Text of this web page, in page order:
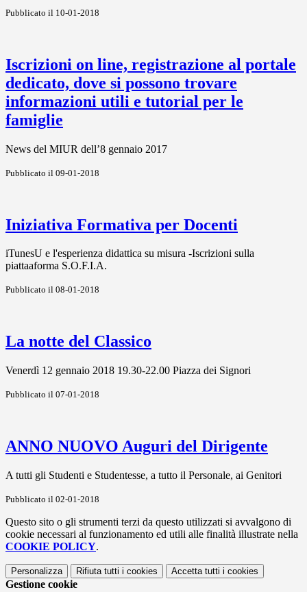
Pubblicato il 10-01-2018
Iscrizioni on line, registrazione al portale
dedicato, dove si possono trovare
informazioni utili e tutorial per le
famiglie
News del MIUR dell’8 gennaio 2017
Pubblicato il 09-01-2018
Iniziativa Formativa per Docenti
iTunesU e l'esperienza didattica su misura -Iscrizioni sulla
piattaaforma S.O.F.I.A.
Pubblicato il 08-01-2018
La notte del Classico
Venerdì 12 gennaio 2018 19.30-22.00 Piazza dei Signori
Pubblicato il 07-01-2018
ANNO NUOVO Auguri del Dirigente
A tutti gli Studenti e Studentesse, a tutto il Personale, ai Genitori
Pubblicato il 02-01-2018
Questo sito o gli strumenti terzi da questo utilizzati si avvalgono di
cookie necessari al funzionamento ed utili alle finalità illustrate nella
COOKIE POLICY.
Personalizza Rifiuta tutti i cookies Accetta tutti i cookies
Gestione cookie